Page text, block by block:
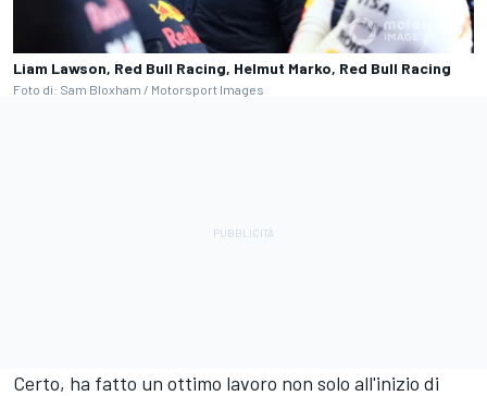
Liam Lawson, Red Bull Racing, Helmut Marko, Red Bull Racing
Foto di: Sam Bloxham / Motorsport Images
Certo, ha fatto un ottimo lavoro non solo all'inizio di